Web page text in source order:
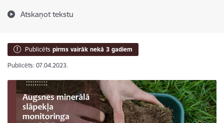
Atskaņot tekstu
Publicēts pirms vairāk nekā 3 gadiem
Publicēts: 07.04.2023.